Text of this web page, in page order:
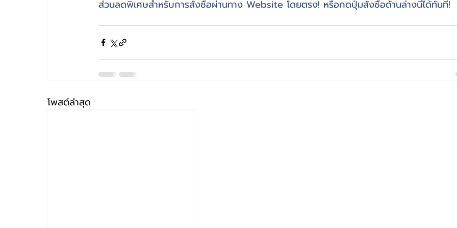
ส่วนลดพิเศษสำหรับการสั่งซื้อผ่านทาง Website โดยตรง! หรือกดปุ่มสั่งซื้อด้านล่างนี้ได้ทันที!
โพสต์ล่าสุด